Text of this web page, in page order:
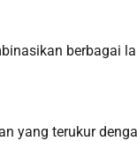
berbagai
yang terukur